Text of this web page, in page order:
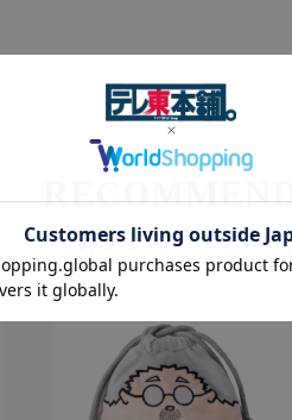
おすすめアイテム